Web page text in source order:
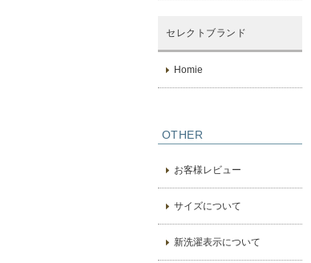
セレクトブランド
Homie
OTHER
お客様レビュー
サイズについて
新洗濯表示について